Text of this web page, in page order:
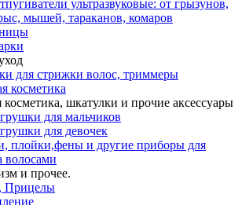
ультразвуковые: от грызунов,
мышей, тараканов, комаров
для стрижки волос, триммеры
косметика
косметика, шкатулки и прочие аксессуары
для мальчиков
для девочек
плойки,фены и другие приборы для
волосами
и прочее.
Прицелы